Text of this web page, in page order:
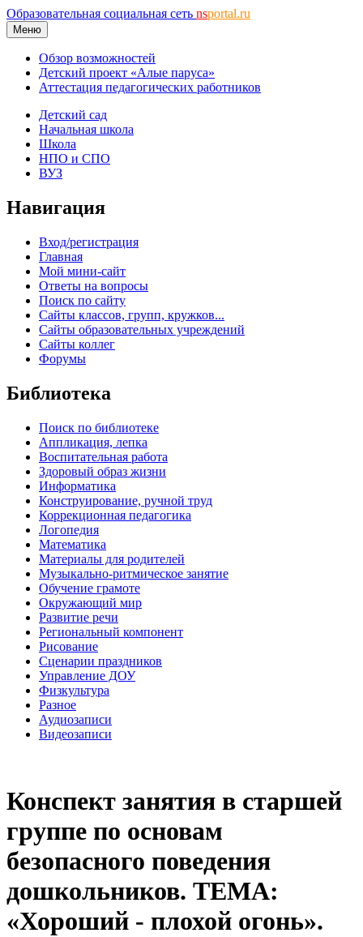
Образовательная социальная сеть nsportal.ru
Меню
Обзор возможностей
Детский проект «Алые паруса»
Аттестация педагогических работников
Детский сад
Начальная школа
Школа
НПО и СПО
ВУЗ
Навигация
Вход/регистрация
Главная
Мой мини-сайт
Ответы на вопросы
Поиск по сайту
Сайты классов, групп, кружков...
Сайты образовательных учреждений
Сайты коллег
Форумы
Библиотека
Поиск по библиотеке
Аппликация, лепка
Воспитательная работа
Здоровый образ жизни
Информатика
Конструирование, ручной труд
Коррекционная педагогика
Логопедия
Математика
Материалы для родителей
Музыкально-ритмическое занятие
Обучение грамоте
Окружающий мир
Развитие речи
Региональный компонент
Рисование
Сценарии праздников
Управление ДОУ
Физкультура
Разное
Аудиозаписи
Видеозаписи
Конспект занятия в старшей
группе по основам
безопасного поведения
дошкольников. ТЕМА:
«Хороший - плохой огонь».